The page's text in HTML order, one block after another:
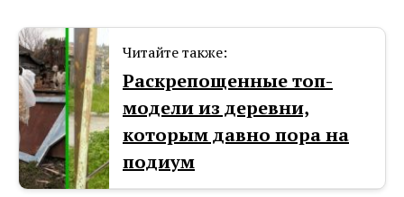
Читайте также:
Раскрепощенные топ-
модели из деревни,
которым давно пора на
подиум